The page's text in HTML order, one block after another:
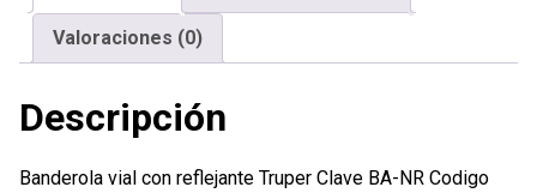
Valoraciones (0)
Descripción
Banderola vial con reflejante Truper Clave BA-NR Codigo